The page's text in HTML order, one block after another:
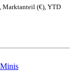
Marktanteil (€), YTD